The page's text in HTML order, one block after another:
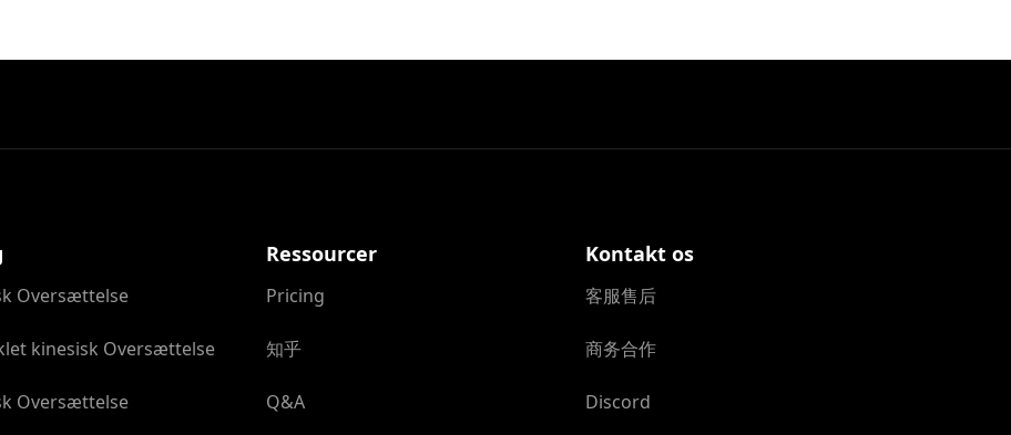
Oversættelse
kinesisk Oversættelse
Oversættelse
Ressourcer
Pricing
知乎
Q&A
Kontakt os
客服售后
商务合作
Discord